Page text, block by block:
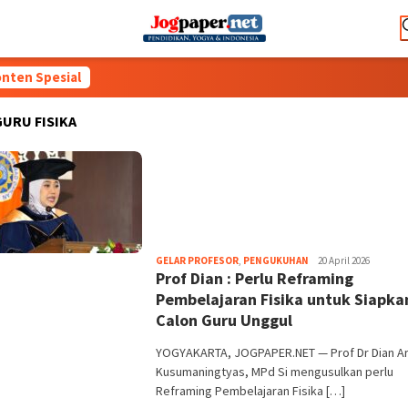
Spesial
FISIKA
GELAR PROFESOR, PENGUKUHAN Heri
Purwata
20 April 2026
Prof Dian : Perlu Reframing
Pembelajaran Fisika untuk
Calon Guru Unggul
YOGYAKARTA, JOGPAPER.NET — Prof Dr Dian
Kusumaningtyas, MPd Si mengusulkan perlu
Reframing Pembelajaran Fisika […]